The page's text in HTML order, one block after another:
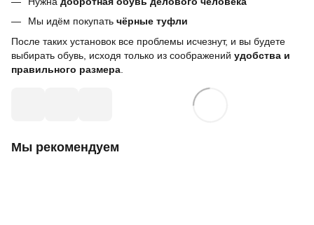
Мы идём покупать чёрные туфли
После таких установок все проблемы исчезнут, и вы будете
выбирать обувь, исходя только из соображений удобства и
правильного размера
Мы рекомендуем